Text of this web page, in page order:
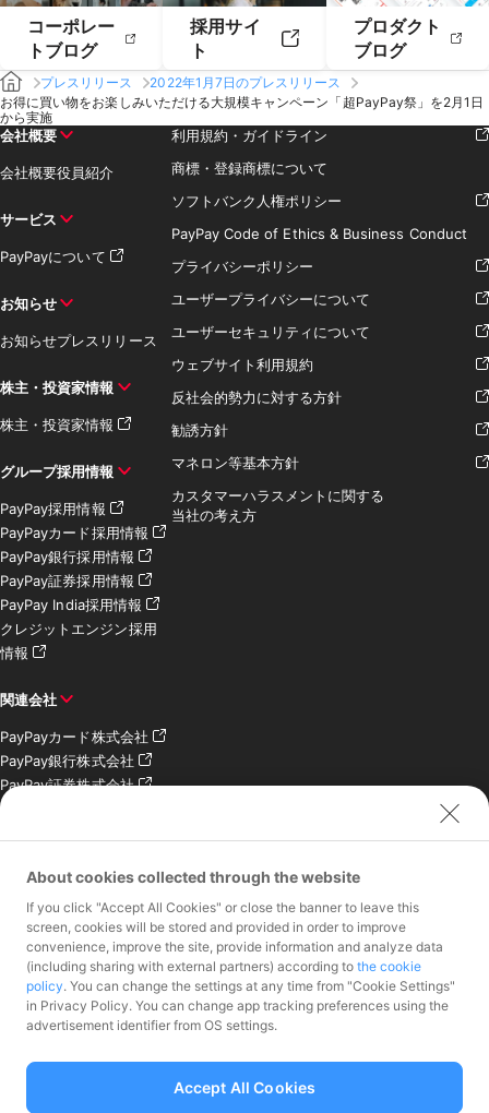
コーポレー
トブログ
採用サイ
ト
プロダクト
ブログ
プレスリリース
2022年1月7日のプレスリリース
お得に買い物をお楽しみいただける大規模キャンペーン「超PayPay祭」を2月1日
から実施
会社概要
会社概要役員紹介
サービス
PayPayについて
お知らせ
お知らせプレスリリース
株主・投資家情報
株主・投資家情報
グループ採用情報
PayPay採用情報
PayPayカード採用情報
PayPay銀行採用情報
PayPay証券採用情報
PayPay India採用情報
クレジットエンジン採用
情報
関連会社
PayPayカード株式会社
PayPay銀行株式会社
PayPay証券株式会社
PayPay SC株式会社
会社
お問い合わせ
加盟店様専用お問い合わ
報道関係者様専用お問い
株主・投資家様専用お問
利用規約・ガイドライン
商標・登録商標について
ソフトバンク人権ポリシー
PayPay Code of Ethics & Business Conduct
プライバシーポリシー
ユーザープライバシーについて
ユーザーセキュリティについて
ウェブサイト利用規約
反社会的勢力に対する方針
勧誘方針
マネロン等基本方針
カスタマーハラスメントに関する
当社の考え方
About cookies collected through the website
If you click "Accept All Cookies" or close the banner to leave this
screen, cookies will be stored and provided in order to improve
convenience, improve the site, provide information and analyze data
(including sharing with external partners) according to the cookie
policy. You can change the settings at any time from "Cookie Settings"
in Privacy Policy. You can change app tracking preferences using the
advertisement identifier from OS settings.
Accept All Cookies